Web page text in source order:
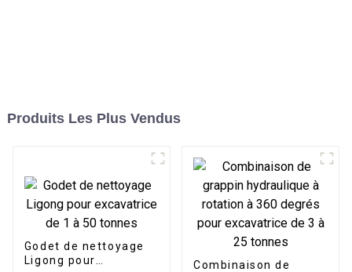
Produits Les Plus Vendus
Godet de nettoyage
Ligong pour
Combinaison de